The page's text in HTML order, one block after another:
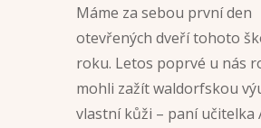
Máme za sebou první den
otevřených dveří tohoto
roku. Letos poprvé u nás
mohli zažít waldorfskou
vlastní kůži – paní učitelka